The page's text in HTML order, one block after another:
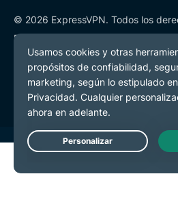
© 2026 ExpressVPN. Todos los
Política de Privacidad
Términos de Servicio
Preferencias de cookies